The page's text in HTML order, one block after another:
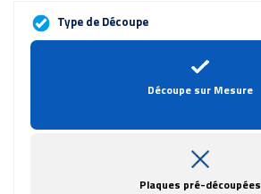
Type de Découpe
Découpe sur Mesure
Plaques pré-découpées